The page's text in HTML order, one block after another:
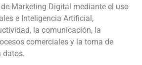
Marketing Digital mediante el uso
e Inteligencia Artificial,
la comunicación, la
comerciales y la toma de
datos.